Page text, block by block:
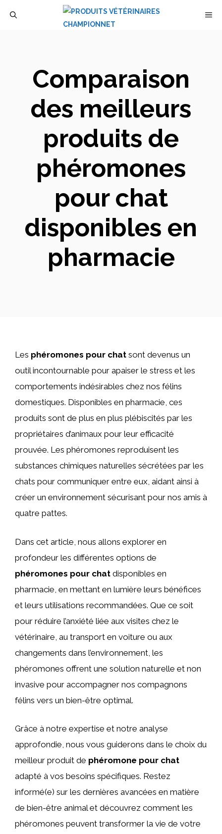
Comparaison
des meilleurs
produits de
phéromones
pour chat
disponibles en
pharmacie
Les phéromones pour chat sont devenus un
outil incontournable pour apaiser le stress et les
comportements indésirables chez nos félins
domestiques. Disponibles en pharmacie, ces
produits sont de plus en plus plébiscités par les
propriétaires d’animaux pour leur efficacité
prouvée. Les phéromones reproduisent les
substances chimiques naturelles sécrétées par les
chats pour communiquer entre eux, aidant ainsi à
créer un environnement sécurisant pour nos amis à
quatre pattes.
Dans cet article, nous allons explorer en
profondeur les différentes options de
phéromones pour chat disponibles en
pharmacie, en mettant en lumière leurs bénéfices
et leurs utilisations recommandées. Que ce soit
pour réduire l’anxiété liée aux visites chez le
vétérinaire, au transport en voiture ou aux
changements dans l’environnement, les
phéromones offrent une solution naturelle et non
invasive pour accompagner nos compagnons
félins vers un bien-être optimal.
Grâce à notre expertise et notre analyse
approfondie, nous vous guiderons dans le choix du
meilleur produit de phéromone pour chat
adapté à vos besoins spécifiques. Restez
informé(e) sur les dernières avancées en matière
de bien-être animal et découvrez comment les
phéromones peuvent transformer la vie de votre